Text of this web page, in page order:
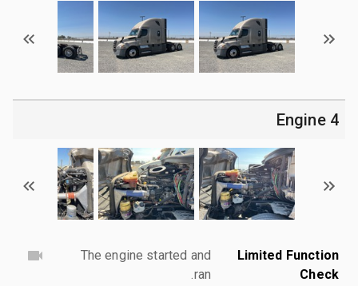
4 Engine
Limited Function
Check
The engine started and
ran.